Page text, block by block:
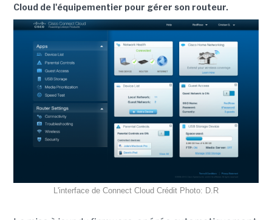
Cloud de l'équipementier pour gérer son routeur.
L'interface de Connect Cloud Crédit Photo: D.R